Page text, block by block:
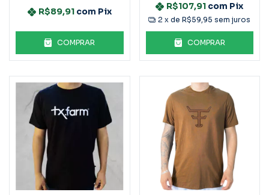
R$89,91 com Pix
COMPRAR
R$107,91 com Pix
2 x deR$59,95 sem juros
COMPRAR